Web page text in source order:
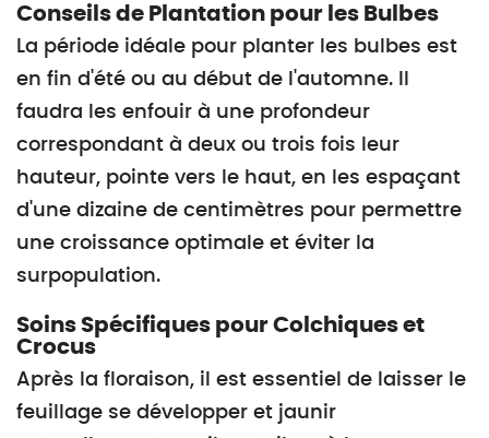
Conseils de Plantation pour les Bulbes
La période idéale pour planter les bulbes est
en fin d'été ou au début de l'automne. Il
faudra les enfouir à une profondeur
correspondant à deux ou trois fois leur
hauteur, pointe vers le haut, en les espaçant
d'une dizaine de centimètres pour permettre
une croissance optimale et éviter la
surpopulation.
Soins Spécifiques pour Colchiques et
Crocus
Après la floraison, il est essentiel de laisser le
feuillage se développer et jaunir